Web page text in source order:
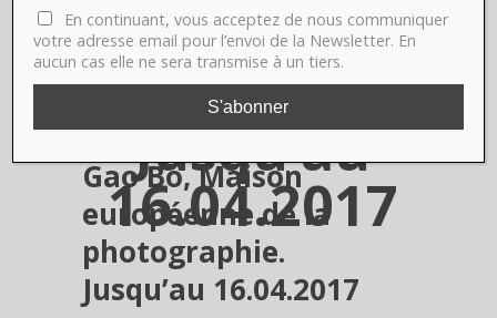
de la
photographie.
Jusqu’au
16.04.2017
Gao Bo, Maison
européenne de la
photographie.
Jusqu’au 16.04.2017
En continuant, vous acceptez de nous communiquer
votre adresse email pour l’envoi de la Newsletter. En
aucun cas elle ne sera transmise à un tiers.